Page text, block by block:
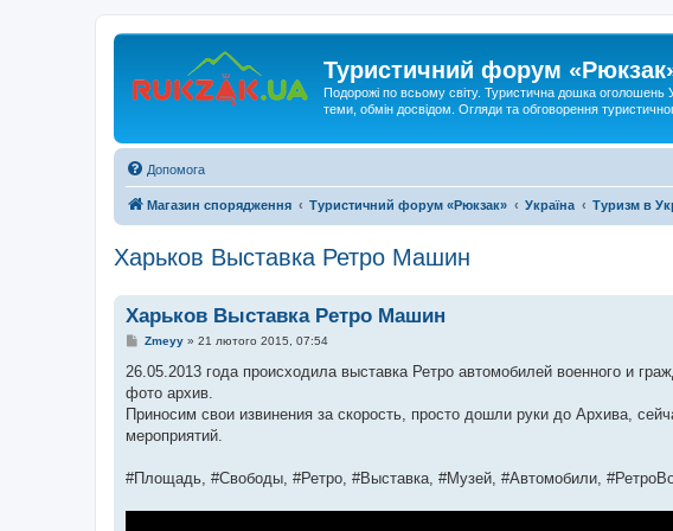
Туристичний форум
Подорожі по всьому світу. Туристична дошка оголошень
теми, обмін досвідом. Огляди та обговорення
Допомога
Магазин спорядження Туристичний форум «Рюкзак» Україна Туризм в
Харьков Выставка Ретро Машин
Харьков Выставка Ретро Машин
П
в
д
о
л
н
Zmeyy» 21 лютого 2015, 07:54
26.05.2013 года происходила выставка Ретро автомобилей военного и
фото архив.
Приносим свои извинения за скорость, просто дошли руки до Архива,
мероприятий.
#Площадь, #Свободы, #Ретро, #Выставка, #Музей, #Автомобили,